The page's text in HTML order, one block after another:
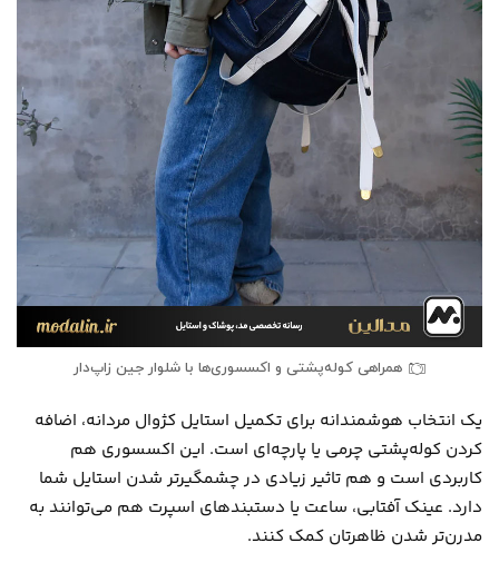
همراهی کوله‌پشتی و اکسسوری‌ها با شلوار جین زاپ‌دار
یک انتخاب هوشمندانه برای تکمیل استایل کژوال مردانه، اضافه
کردن کوله‌پشتی چرمی یا پارچه‌ای است. این اکسسوری هم
کاربردی است و هم تاثیر زیادی در چشمگیرتر شدن استایل شما
دارد. عینک آفتابی، ساعت یا دستبندهای اسپرت هم می‌توانند به
مدرن‌تر شدن ظاهرتان کمک کنند.